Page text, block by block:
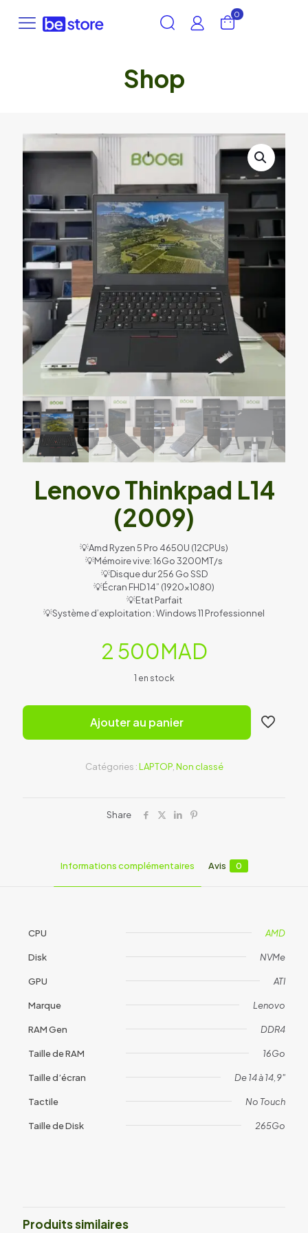
0
Shop
Lenovo Thinkpad L14
(2009)
💡Amd Ryzen 5 Pro 4650U (12CPUs)
💡Mémoire vive: 16Go 3200MT/s
💡Disque dur 256 Go SSD
💡Écran FHD 14” (1920×1080)
💡Etat Parfait
💡Système d’exploitation : Windows 11 Professionnel
2 500MAD
1 en stock
Ajouter au panier
Catégories :LAPTOP, Non classé
Share
Informations complémentaires Avis 0
CPU AMD
Disk NVMe
GPU ATI
Marque Lenovo
RAM Gen DDR4
Taille de RAM 16Go
Taille d’écran De 14 à 14,9"
Tactile No Touch
Taille de Disk 265Go
sur “Lenovo Thinkpad L14 (2009)”
Produits similaires